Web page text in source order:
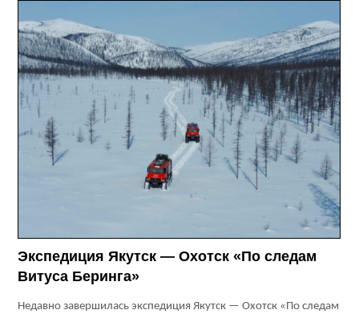
Экспедиция Якутск — Охотск «По следам
Витуса Беринга»
Недавно завершилась экспедиция Якутск — Охотск «По следам